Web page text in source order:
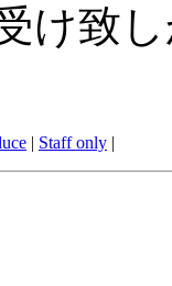
け致
| Staff only |